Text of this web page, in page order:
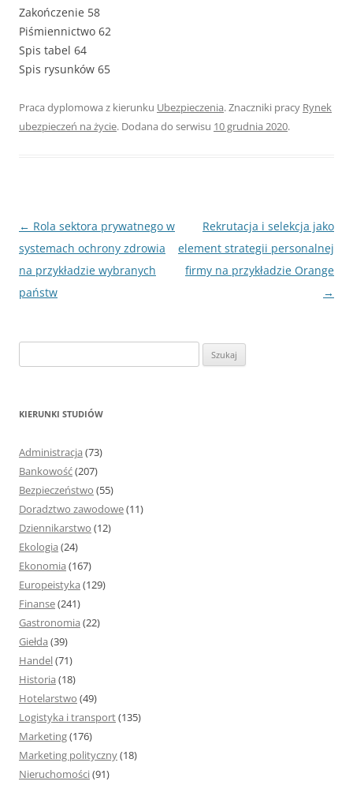
Zakończenie 58
Piśmiennictwo 62
Spis tabel 64
Spis rysunków 65
Praca dyplomowa z kierunku Ubezpieczenia. Znaczniki pracy Rynek
ubezpieczeń na życie. Dodana do serwisu 10 grudnia 2020.
Nawigacja
wpisu
← Rola sektora prywatnego w
systemach ochrony zdrowia
na przykładzie wybranych
państw
Rekrutacja i selekcja jako
element strategii personalnej
firmy na przykładzie Orange
→
z
KIERUNKI STUDIÓW
Administracja (73)
Bankowość(207)
Bezpieczeństwo (55)
Doradztwo zawodowe(11)
Dziennikarstwo (12)
Ekologia (24)
Ekonomia (167)
Europeistyka (129)
Finanse(241)
Gastronomia (22)
Giełda (39)
Handel(71)
Historia (18)
Hotelarstwo (49)
Logistyka i transport(135)
Marketing(176)
Marketing polityczny(18)
Nieruchomości(91)